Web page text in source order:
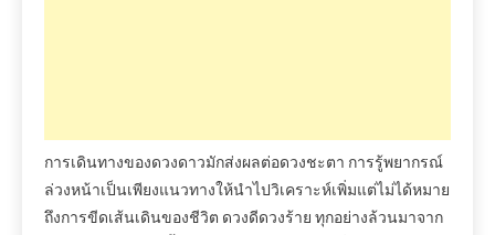
การเดินทางของดวงดาวมักส่งผลต่อดวงชะตา การรู้พยากรณ์
ล่วงหน้าเป็นเพียงแนวทางให้นำไปวิเคราะห์เพิ่มแต่ไม่ได้หมาย
ถึงการขีดเส้นเดินของชีวิต ดวงดีดวงร้าย ทุกอย่างล้วนมาจาก